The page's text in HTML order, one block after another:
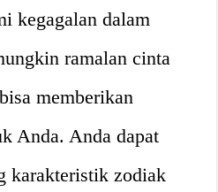
kegagalan dalam
ramalan cinta
memberikan
Anda. Anda dapat
karakteristik zodiak